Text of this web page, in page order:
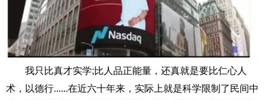
我只比真才实学;比人品正能量，还真就是要比仁心人
术，以德行......在近六十年来，实际上就是科学限制了民间中